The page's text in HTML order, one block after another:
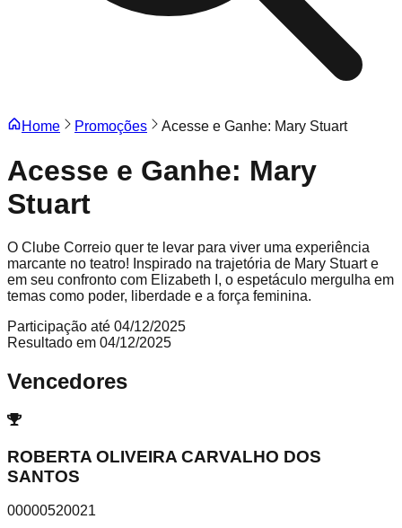
Home Promoções Acesse e Ganhe: Mary Stuart
Acesse e Ganhe: Mary
Stuart
O Clube Correio quer te levar para viver uma experiência
marcante no teatro! Inspirado na trajetória de Mary Stuart e
em seu confronto com Elizabeth I, o espetáculo mergulha em
temas como poder, liberdade e a força feminina.
Participação até 04/12/2025
Resultado em 04/12/2025
Vencedores
ROBERTA OLIVEIRA CARVALHO DOS
SANTOS
00000520021